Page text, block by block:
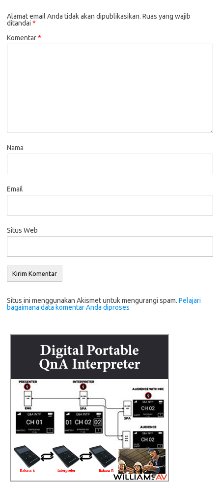
Alamat email Anda tidak akan dipublikasikan. Ruas yang wajib
ditandai *
Komentar*
Nama
Email
Situs Web
Situs ini menggunakan Akismet untuk mengurangi spam. Pelajari
bagaimana data komentar Anda diproses